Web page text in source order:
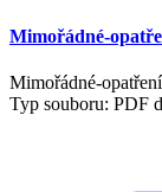
Mimořádné-
Mimořádné-
Typ souboru: PDF